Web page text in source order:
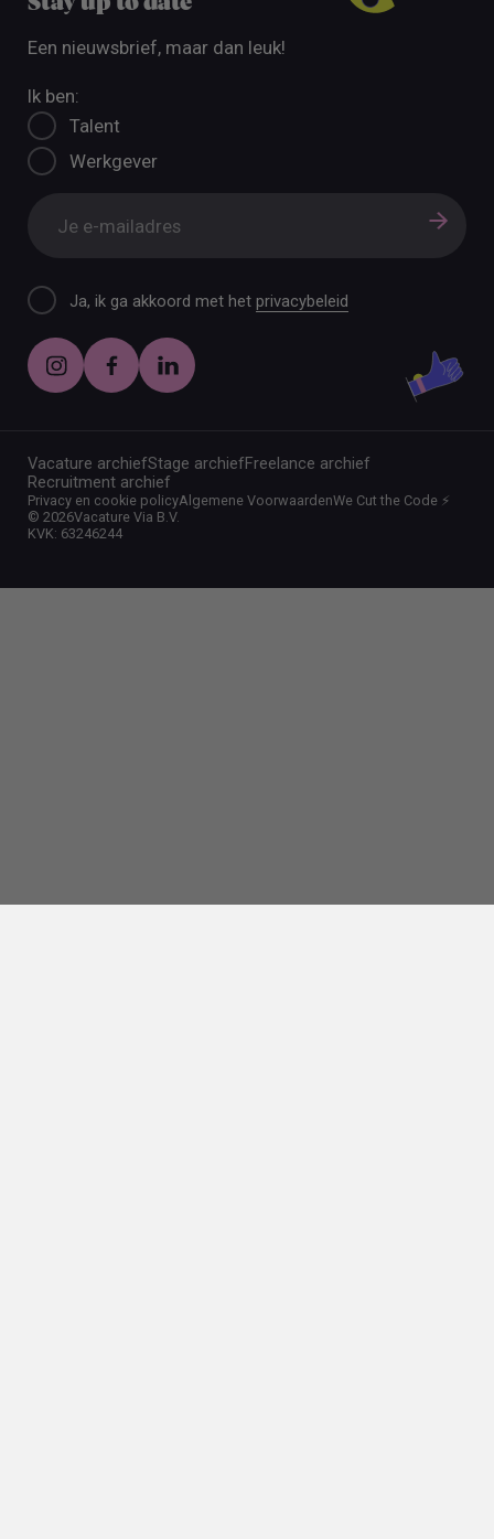
Een nieuwsbrief, maar dan leuk!
Ik ben:
Talent
Werkgever
Ja, ik ga akkoord met hetprivacybeleid
Vacature archiefStage archiefFreelance archief
Recruitment archief
©2026Vacature Via B.V.
KVK: 63246244
Privacy en cookie policyAlgemene VoorwaardenWe Cut the Code ⚡️